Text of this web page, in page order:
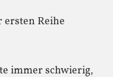
Reihe
immer schwierig,